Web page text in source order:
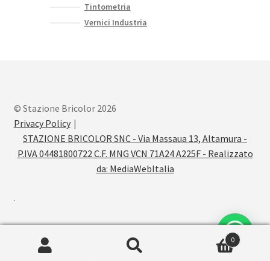
Tintometria
Vernici Industria
© Stazione Bricolor 2026
Privacy Policy
STAZIONE BRICOLOR SNC - Via Massaua 13, Altamura -
P.IVA 04481800722 C.F. MNG VCN 71A24 A225F - Realizzato
da: MediaWebItalia
.
0